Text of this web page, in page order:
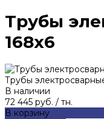
Трубы
168х6
Трубы
В наличии
72 445 руб. / тн.
В корзину